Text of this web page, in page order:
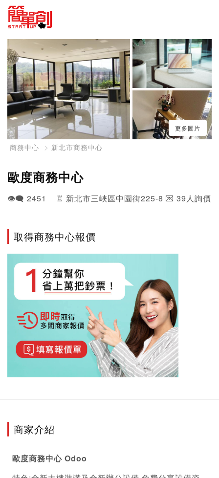
更多圖片
商務中心 新北市商務中心
歐度商務中心
👁️‍🗨️ 2451 ♖ 新北市三峽區中園街225-8 💌 39人詢價
取得商務中心報價
商家介紹
歐度商務中心 Odoo